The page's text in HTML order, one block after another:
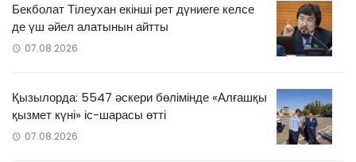
Бекболат Тілеухан екінші рет дүниеге келсе
де үш әйел алатынын айтты
07.08.2026
Қызылорда: 5547 әскери бөлімінде «Алғашқы
қызмет күні» іс-шарасы өтті
07.08.2026